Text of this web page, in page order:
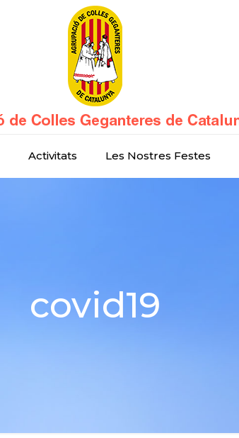
Activitats Les Nostres Festes
covid19